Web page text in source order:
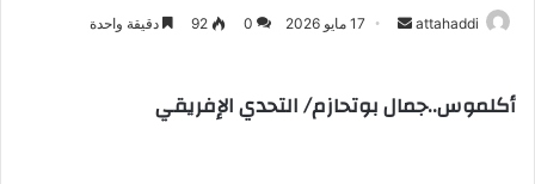
attahaddi 17 مايو 2026 0
92 دقيقة واحدة
أكلموس..جمال بوتحازم/ التحدي الإفريقي